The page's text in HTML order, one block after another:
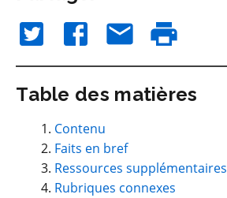
Table des matières
Contenu
Faits en bref
Ressources supplémentaires
Rubriques connexes